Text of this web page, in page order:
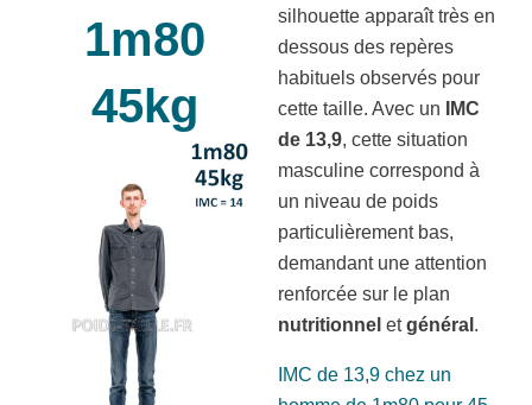
1m80
45kg
silhouette apparaît très en
dessous des repères
habituels observés pour
cette taille. Avec un
IMC
de 13,9, cette situation
masculine correspond à
un niveau de poids
particulièrement bas,
demandant une attention
renforcée sur le plan
nutritionnel etgénéral .
IMC de 13,9 chez un